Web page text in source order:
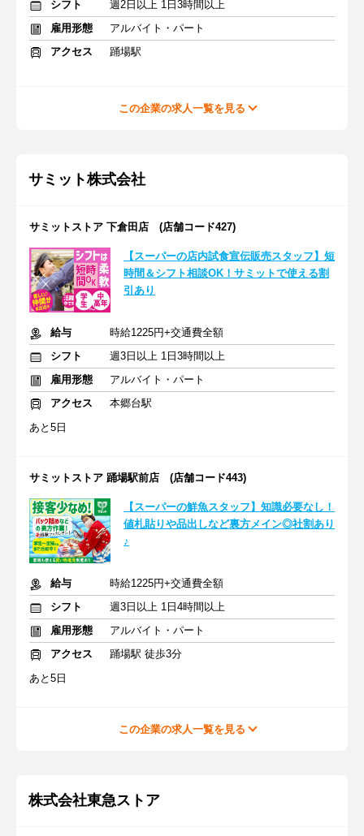
シフト
週2日以上 1日3時間以上
雇用形態
アルバイト・パート
アクセス
踊場駅
この企業の求人一覧を見る
サミット株式会社
サミットストア 下倉田店 (店舗コード427)
【スーパーの店内試食宣伝販売スタッフ】短
時間＆シフト相談OK！サミットで使える割
引あり
給与
時給1225円+交通費全額
シフト
週3日以上 1日3時間以上
雇用形態
アルバイト・パート
アクセス
本郷台駅
あと5日
サミットストア 踊場駅前店 (店舗コード443)
【スーパーの鮮魚スタッフ】知識必要なし！
値札貼りや品出しなど裏方メイン◎社割あり
♪
給与
時給1225円+交通費全額
シフト
週3日以上 1日4時間以上
雇用形態
アルバイト・パート
アクセス
踊場駅 徒歩3分
あと5日
この企業の求人一覧を見る
株式会社東急ストア